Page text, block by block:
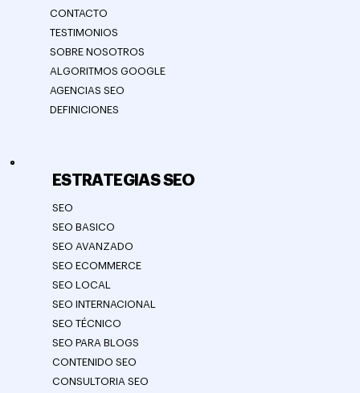
CONTACTO
TESTIMONIOS
SOBRE NOSOTROS
ALGORITMOS GOOGLE
AGENCIAS SEO
DEFINICIONES
ESTRATEGIAS SEO
SEO
SEO BASICO
SEO AVANZADO
SEO ECOMMERCE
SEO LOCAL
SEO INTERNACIONAL
SEO TÉCNICO
SEO PARA BLOGS
CONTENIDO SEO
CONSULTORIA SEO